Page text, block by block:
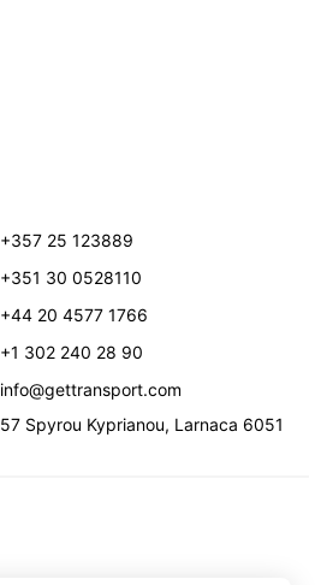
+357 25 123889
+351 30 0528110
+44 20 4577 1766
+1 302 240 28 90
info@gettransport.com
57 Spyrou Kyprianou, Larnaca 6051